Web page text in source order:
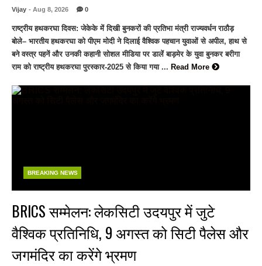
Vijay - Aug 8, 2026 0
राष्ट्रीय हथकरघा दिवस: जेकेके में दिखी बुनकरों की प्रतिभा मंत्री राज्यवर्धन राठौड़
बोले– भारतीय हथकरघा को पीएम मोदी ने दिलाई वैश्विक पहचान युवाओं से अपील, हाथ से
बने वस्त्र पहनें और उनकी कहानी सोशल मीडिया पर डालें बाड़मेर के युवा बुनकर बरीगा
राम को राष्ट्रीय हथकरघा पुरस्कार-2025 से किया गया ... Read More
BREAKING NEWS
BRICS सम्मेलन: लेकसिटी उदयपुर में जुटे
वैश्विक प्रतिनिधि, 9 अगस्त को सिटी पैलेस और
जगमंदिर का करेंगे भ्रमण